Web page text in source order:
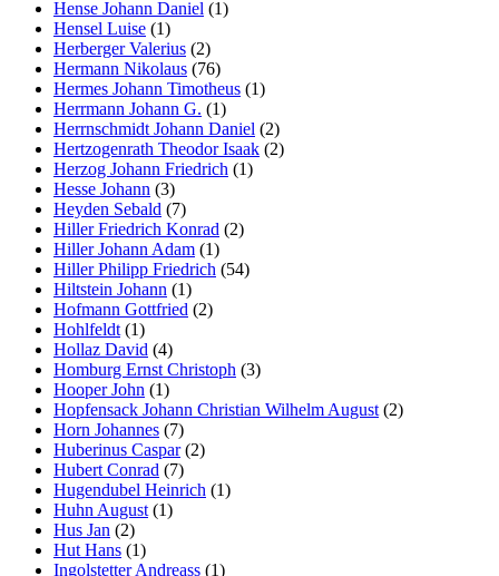
Hense Johann Daniel (1)
Hensel Luise (1)
Herberger Valerius (2)
Hermann Nikolaus (76)
Hermes Johann Timotheus (1)
Herrmann Johann G. (1)
Herrnschmidt Johann Daniel (2)
Hertzogenrath Theodor Isaak (2)
Herzog Johann Friedrich (1)
Hesse Johann (3)
Heyden Sebald (7)
Hiller Friedrich Konrad (2)
Hiller Johann Adam (1)
Hiller Philipp Friedrich (54)
Hiltstein Johann (1)
Hofmann Gottfried (2)
Hohlfeldt (1)
Hollaz David (4)
Homburg Ernst Christoph (3)
Hooper John (1)
Hopfensack Johann Christian Wilhelm August (2)
Horn Johannes (7)
Huberinus Caspar(2)
Hubert Conrad (7)
Hugendubel Heinrich (1)
Huhn August (1)
Hus Jan (2)
Hut Hans (1)
Ingolstetter Andreass (1)